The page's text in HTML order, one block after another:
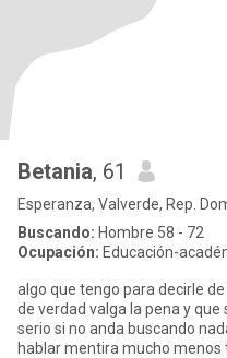
Betania, 61
Esperanza, Valverde, Rep.
Buscando: Hombre 58 - 72
Ocupación: Educación-
algo que tengo para decirle
de verdad valga la pena y
serio si no anda buscando
hablar mentira mucho menos